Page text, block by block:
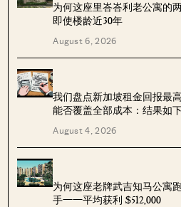
为何这座里峇峇利老公寓的
即使楼龄近30年
August 6, 2026
我们盘点新加坡租金回报最
能否覆盖全部成本：结果如下
August 4, 2026
为何这座老牌武吉知马公寓
手——平均获利 $512,000